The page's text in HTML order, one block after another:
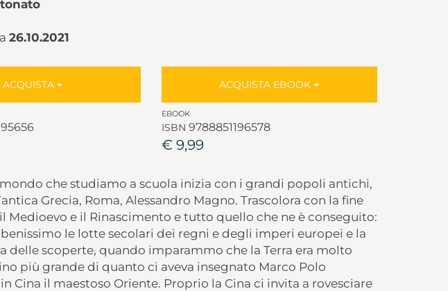
26.10.2021
ACQUISTA ACQUISTA EBOOK
EBOOK
ISBN 9788851196578
€ 9,99
che studiamo a scuola inizia con i grandi popoli antichi,
Grecia, Roma, Alessandro Magno. Trascolora con la fine
Medioevo e il Rinascimento e tutto quello che ne è conseguito:
le lotte secolari dei regni e degli imperi europei e la
delle scoperte, quando imparammo che la Terra era molto
più grande di quanto ci aveva insegnato Marco Polo
Cina il maestoso Oriente. Proprio la Cina ci invita a rovesciare